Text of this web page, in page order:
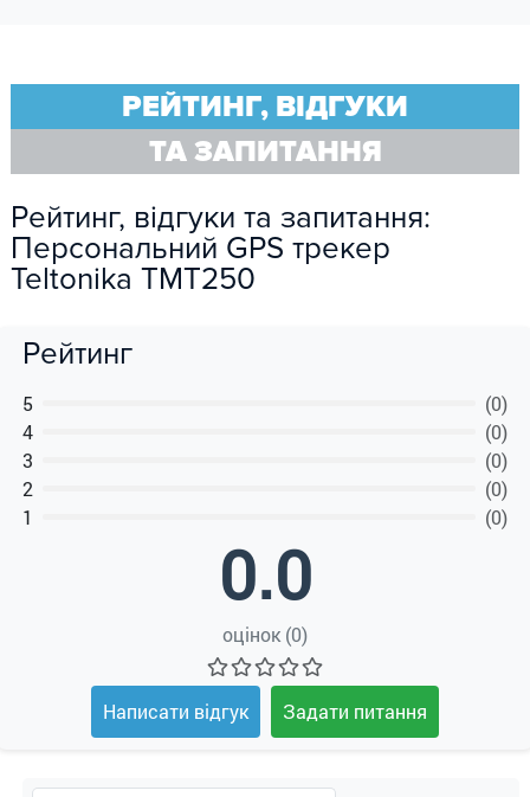
РЕЙТИНГ, ВІДГУКИ
ТА ЗАПИТАННЯ
Рейтинг, відгуки та запитання:
Персональний GPS трекер
Teltonika TMT250
Рейтинг
5
(0)
4
(0)
3
(0)
2
(0)
1
(0)
0.0
оцінок (0)
Написати відгук Задати питання